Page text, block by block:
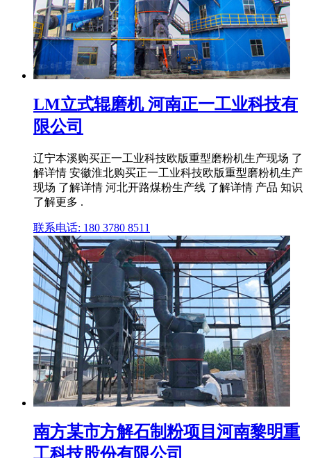
LM立式辊磨机 河南正一工业科技有
限公司
辽宁本溪购买正一工业科技欧版重型磨粉机生产现场 了
解详情 安徽淮北购买正一工业科技欧版重型磨粉机生产
现场 了解详情 河北开路煤粉生产线 了解详情 产品 知识
了解更多 .
联系电话: 180 3780 8511
南方某市方解石制粉项目河南黎明重
工科技股份有限公司